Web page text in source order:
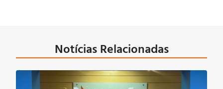
Notícias Relacionadas